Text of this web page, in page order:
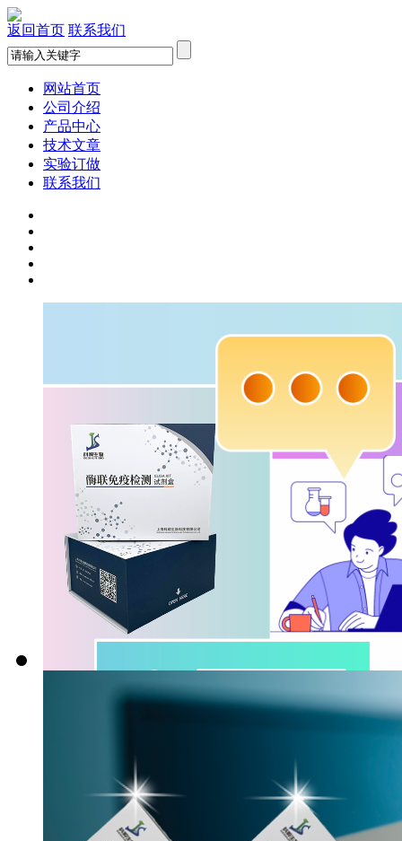
返回首页 联系我们
网站首页
公司介绍
产品中心
技术文章
实验订做
联系我们